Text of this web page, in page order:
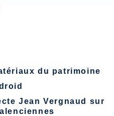
du patrimoine
Jean Vergnaud sur